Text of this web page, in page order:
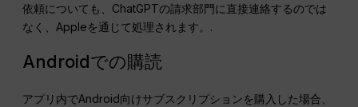
依頼についても、ChatGPTの請求部門に直接連絡するのでは
なく、Appleを通じて処理されます。.
Androidでの購読
アプリ内でAndroid向けサブスクリプションを購入した場合、